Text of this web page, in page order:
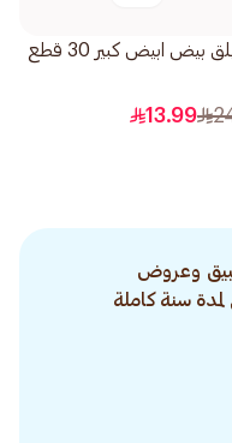
بيض ابيض كبير 30 قطع
13.99
وعروض
سنة كاملة